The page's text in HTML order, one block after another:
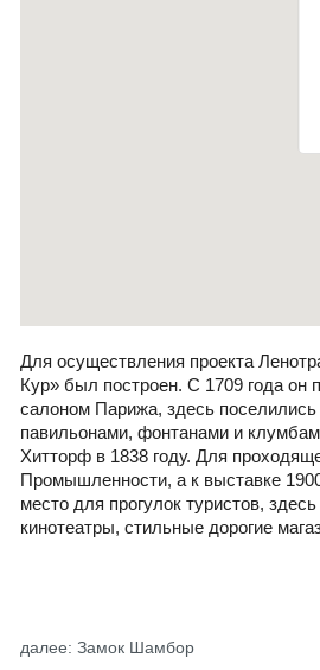
Для осуществления проекта
Кур» был построен. С 1709 года он
салоном Парижа, здесь
павильонами, фонтанами и
Хитторф в 1838 году. Для
Промышленности, а к выставке
место для прогулок туристов,
кинотеатры, стильные дорогие
далее: Замок Шамбор